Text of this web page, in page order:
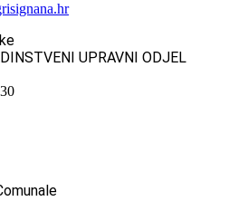
UPRAVNI ODJEL